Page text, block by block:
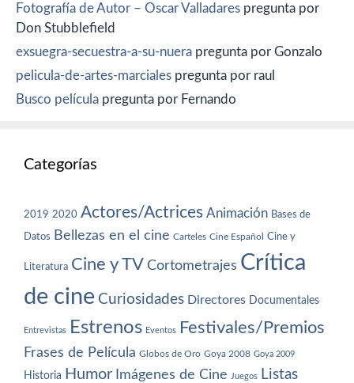
Fotografía de Autor – Oscar Valladares pregunta por
Don Stubblefield
exsuegra-secuestra-a-su-nuera pregunta por Gonzalo
pelicula-de-artes-marciales pregunta por raul
Busco película pregunta por Fernando
Categorías
2019 2020 Actores/Actrices Animación Bases de
Datos Bellezas en el cine Carteles Cine Español Cine y
Literatura Cine y TV Cortometrajes Crítica
de cine Curiosidades Directores Documentales
Entrevistas Estrenos Eventos Festivales/Premios
Frases de Película Globos de Oro Goya 2008 Goya 2009
Historia Humor Imágenes de Cine Juegos Listas